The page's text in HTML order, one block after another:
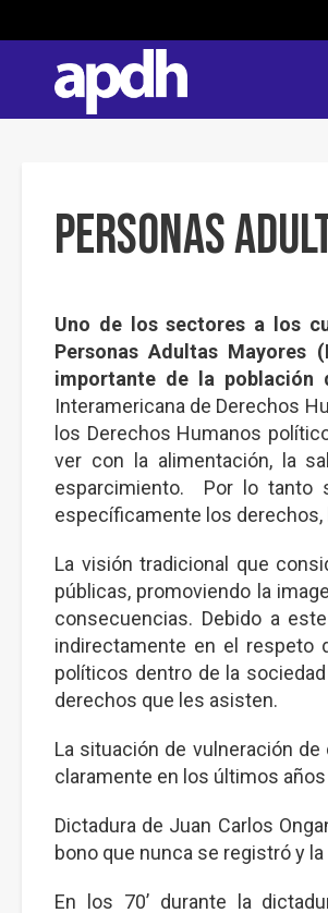
Personas
Uno de los sectores a los
Personas Adultas
importante de la población
Interamericana de Derechos
los Derechos Humanos
ver con la alimentación, la
esparcimiento. Por lo tanto
específicamente los derechos,
La visión tradicional que
públicas, promoviendo la
consecuencias. Debido a
indirectamente en el respeto
políticos dentro de la
derechos que les asisten.
La situación de vulneración
claramente en los últimos
Dictadura de Juan Carlos
bono que nunca se registró y
En los 70’ durante la